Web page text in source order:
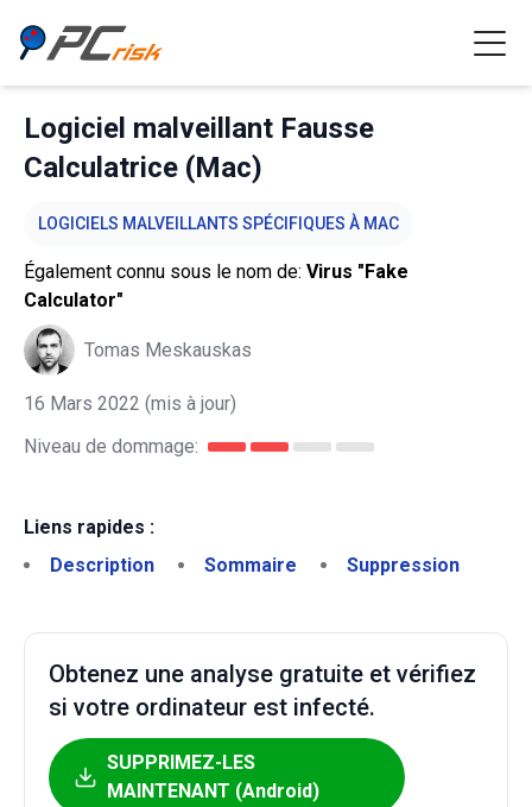
Logiciel malveillant Fausse
Calculatrice (Mac)
LOGICIELS MALVEILLANTS SPÉCIFIQUES À MAC
Également connu sous le nom de: Virus "Fake
Calculator"
Tomas Meskauskas
16 Mars 2022 (mis à jour)
Niveau de dommage:
Liens rapides :
Description
Sommaire Suppression
Obtenez une analyse gratuite et vérifiez
si votre ordinateur est infecté.
SUPPRIMEZ-LES
MAINTENANT (Android)